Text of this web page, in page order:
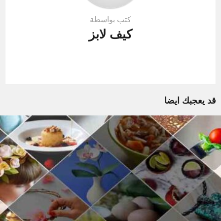
كتب بواسطة
كيف لابز
قد يعجبك ايضا